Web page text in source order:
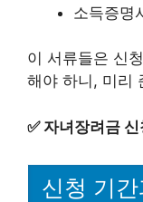
소득증명
이 서류들은 신
해야 하니, 미리
✅ 자녀장려금
신청 기